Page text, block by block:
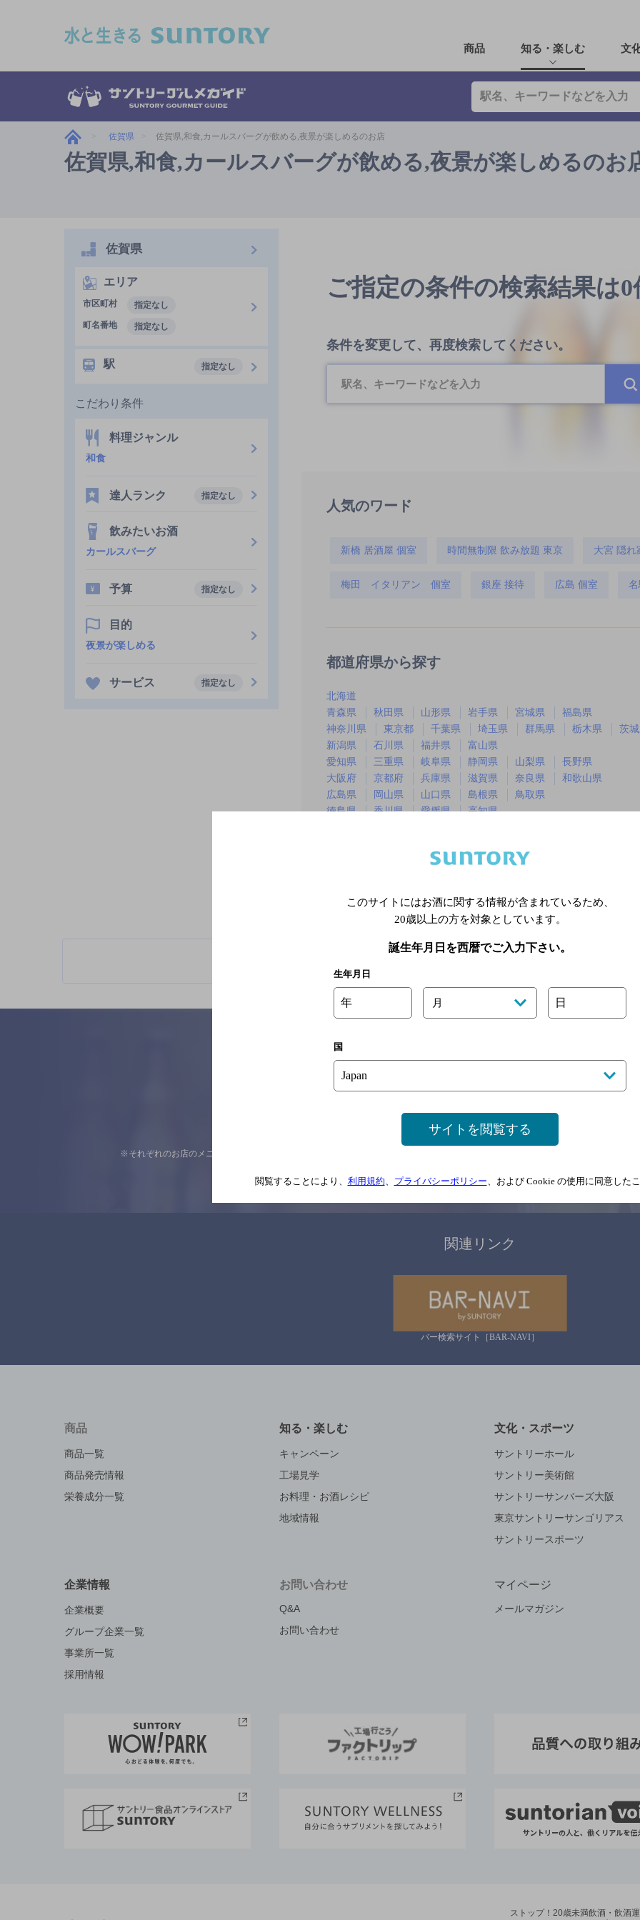
商品 知る・楽しむ 文
佐賀県 佐賀県,和食,カールスバーグが飲める,夜景が楽しめるのお店
佐賀県,和食,カールスバーグが飲める,夜景が楽しめるのお
ご指定の条件の検索結果は0
条件を変更して、再度検索してください。
人気のワード
新橋 居酒屋 個室 時間無制限 飲み放題 東京 大宮 隠れ
梅田 イタリアン 個室 銀座 接待 広島 個室
都道府県から探す
北海道
青森県
秋田県 山形県 岩手県 宮城県
福島県
神奈川県
東京都 千葉県 埼玉県 群馬県 栃木県
茨
新潟県
石川県 福井県
富山県
愛知県
三重県 岐阜県 静岡県 山梨県
長野県
大阪府
京都府 兵庫県 滋賀県 奈良県
和歌山県
広島県
岡山県 山口県 島根県
鳥取県
徳島県
香川県 愛媛県
高知県
※店舗によりハイボール取り扱い銘
佐賀県
エリア
市区町村
指定なし
町名番地
指定なし
駅 指定なし
こだわり条件
料理ジャンル
和食
達人ランク 指定なし
飲みたいお酒
カールスバーグ
予算 指定なし
目的
夜景が楽しめる
サービス 指定なし
サイトマップ ご意見・ご感想 利用規約
※それぞれのお店のメニューや営業時間などの掲載情報については、 念のためお店にご確
情報提供：ぐるなび
関連リンク
バー検索サイト［BAR-NAVI］
商品
商品一覧
商品発売情報
栄養成分一覧
知る・楽しむ
キャンペーン
工場見学
お料理・お酒レシピ
地域情報
文化・スポーツ
サントリーホール
サントリー美術館
サントリーサンバーズ大阪
東京サントリーサンゴリアス
サントリースポーツ
企業情報
企業概要
グループ企業一覧
事業所一覧
採用情報
お問い合わせ
Q&A
お問い合わせ
マイページ
メールマガジン
ストップ！20歳未満飲酒・飲酒運
このサイトにはお酒に関する情報が含まれているため、
20歳以上の方を対象としています。
誕生年月日を西暦でご入力下さい。
生年月日
年 月 日
国
サイトを閲覧する
閲覧することにより、 利用規約 プライバシーポリシー 、および Cookie の使用に同意した